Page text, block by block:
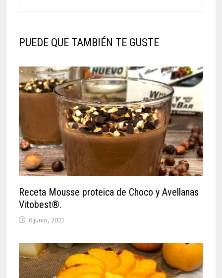
PUEDE QUE TAMBIÉN TE GUSTE
Receta Mousse proteica de Choco y Avellanas
Vitobest®.
6 junio, 2021